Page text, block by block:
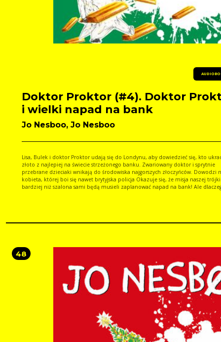
Doktor Proktor (#4). Doktor
i wielki napad na bank
Jo Nesboo, Jo Nesboo
Lisa, Bulek i doktor Proktor udają się do Londynu, aby dowiedzieć się, kto
złoto z najlepiej na świecie strzeżonego banku. Zwariowany doktor i sprytnie
przebrane dzieciaki wnikają do środowiska najgorszych złoczyńców. Dowodzi
kobieta, której boi się nawet brytyjska policja Okazuje się, że misja naszej
bardziej niż szalona sami będą musieli zaplanować napad na bank! Ale dlaczego? I
48